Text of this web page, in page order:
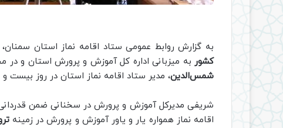
به گزارش روابط عمومی ستاد اقامه نماز استان
کشور به میزبانی اداره کل آموزش و پرورش استان و
شمس‌الدین، مدیر ستاد اقامه نماز استان در روز بیست و
شریفی مدیرکل آموزش و پرورش در سخنانی ضمن
اقامه نماز همواره یار و یاور آموزش و پرورش در زمینه